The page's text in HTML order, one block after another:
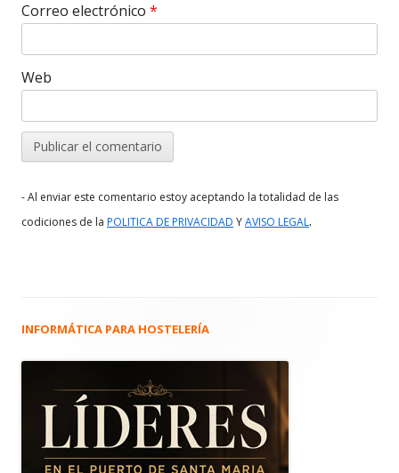
Correo electrónico *
Web
- Al enviar este comentario estoy aceptando la totalidad de las
codiciones de la POLITICA DE PRIVACIDAD YAVISO LEGAL.
Barra
principal
INFORMÁTICA PARA HOSTELERÍA